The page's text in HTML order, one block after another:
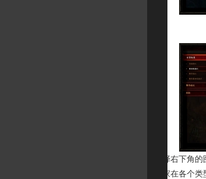
在主菜单时选择右下角的图
族成员和全世界玩家在各个